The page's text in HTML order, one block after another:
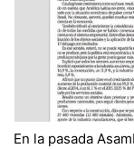
En la pasada